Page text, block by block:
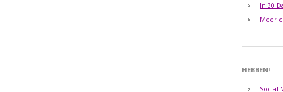
In 30
Meer
HEBBEN!
Social